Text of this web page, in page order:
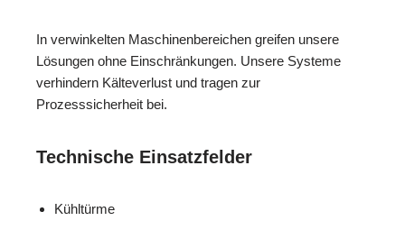
In verwinkelten Maschinenbereichen greifen unsere
Lösungen ohne Einschränkungen. Unsere Systeme
verhindern Kälteverlust und tragen zur
Prozesssicherheit bei.
Technische Einsatzfelder
Kühltürme